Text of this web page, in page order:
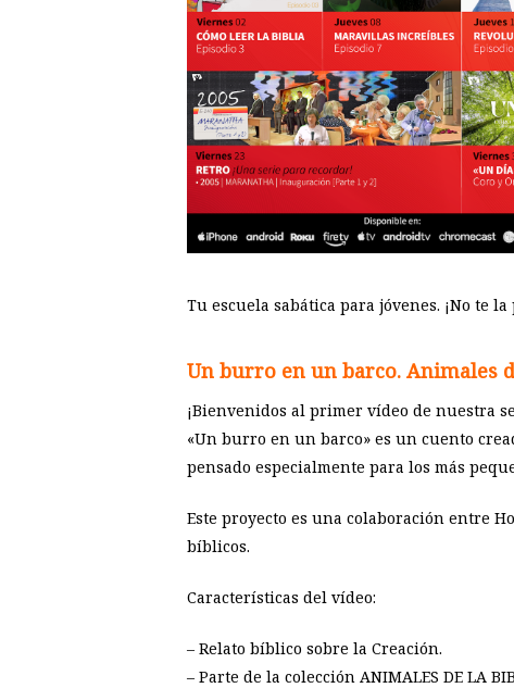
Tu escuela sabática para jóvenes. ¡No te la
Un burro en un barco. Animales
¡Bienvenidos al primer vídeo de nuestra
«Un burro en un barco» es un cuento
pensado especialmente para los más
Este proyecto es una colaboración entre
bíblicos.
Características del vídeo:
– Relato bíblico sobre la Creación.
– Parte de la colección ANIMALES DE LA